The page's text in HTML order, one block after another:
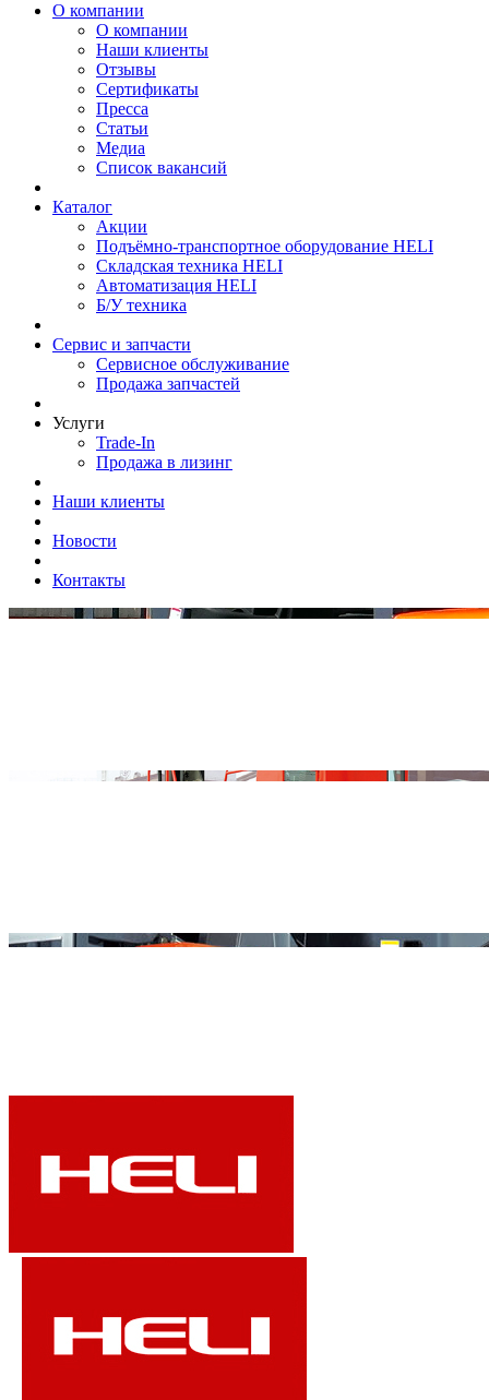
О компании
О компании
Наши клиенты
Отзывы
Сертификаты
Пресса
Статьи
Медиа
Список вакансий
Каталог
Акции
Подъёмно-транспортное оборудование HELI
Складская техника HELI
Автоматизация HELI
Б/У техника
Сервис и запчасти
Сервисное обслуживание
Продажа запчастей
Услуги
Trade-In
Продажа в лизинг
Наши клиенты
Новости
Контакты